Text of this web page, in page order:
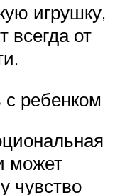
игрушку,
всегда от
ребенком
может
чувство